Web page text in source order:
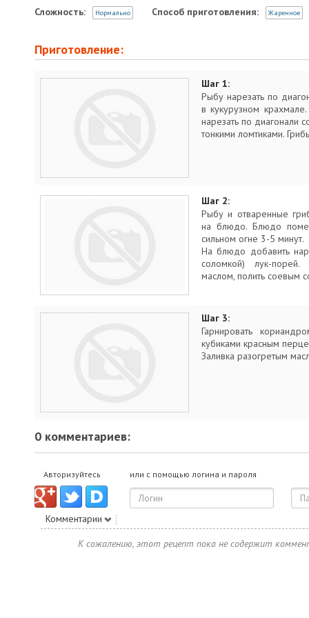
Сложность: Нормально Способ приготовления: Жаренное
Приготовление:
Шаг 1:
Рыбу нарезать по
в кукурузном
нарезать по диагонали
тонкими ломтиками.
Шаг 2:
Рыбу и отваренные
на блюдо. Блюдо
сильном огне 3-5 минут.
На блюдо добавить
соломкой) лук-порей.
маслом, полить соевым
Шаг 3:
Гарнировать
кубиками красным
Заливка разогретым
0 комментариев:
Авторизуйтесь или с помощью логина и пароля
Комментарии
К сожалению, этот рецепт пока не содержит